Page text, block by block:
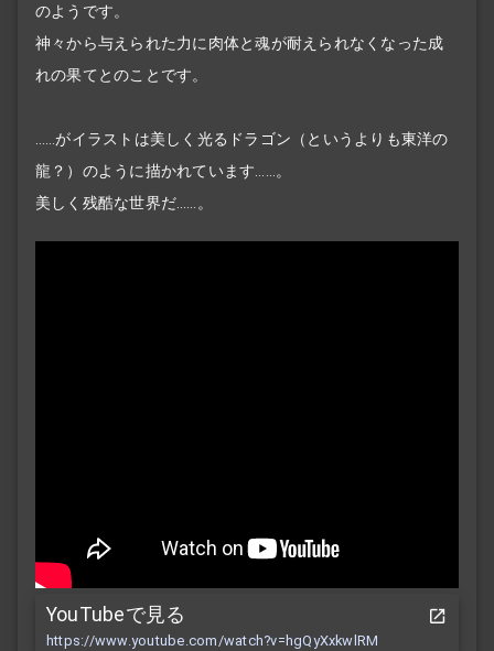
のようです。
神々から与えられた力に肉体と魂が耐えられなくなった成
れの果てとのことです。
……がイラストは美しく光るドラゴン（というよりも東洋の
龍？）のように描かれています……。
美しく残酷な世界だ……。
YouTubeで見る
https://www.youtube.com/watch?v=hgQyXxkwlRM